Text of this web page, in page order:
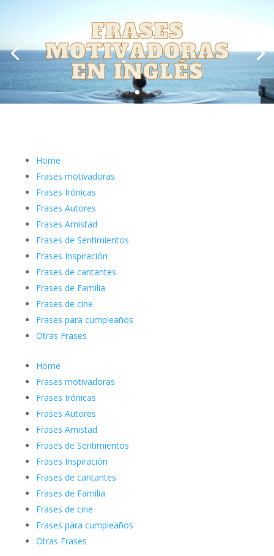
Home
Frases motivadoras
Frases Irónicas
Frases Autores
Frases Amistad
Frases de Sentimientos
Frases Inspiración
Frases de cantantes
Frases de Familia
Frases de cine
Frases para cumpleaños
Otras Frases
Home
Frases motivadoras
Frases Irónicas
Frases Autores
Frases Amistad
Frases de Sentimientos
Frases Inspiración
Frases de cantantes
Frases de Familia
Frases de cine
Frases para cumpleaños
Otras Frases